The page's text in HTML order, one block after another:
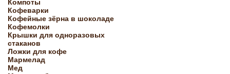
Компоты
Кофеварки
Кофейные зёрна в шоколаде
Кофемолки
Крышки для одноразовых
стаканов
Ложки для кофе
Мармелад
Мед